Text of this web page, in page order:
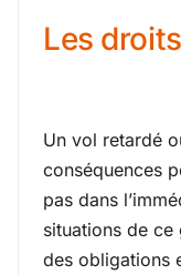
Les
Un vol retardé
conséquences
pas dans
situations de
des obligations